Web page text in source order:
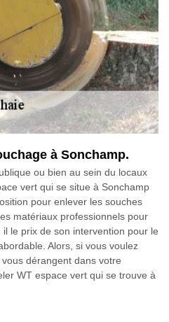
à Sonchamp.
ou bien au sein du locaux
vert qui se situe à Sonchamp
pour enlever les souches
matériaux professionnels pour
le prix de son intervention pour le
Alors, si vous voulez
dérangent dans votre
WT espace vert qui se trouve à